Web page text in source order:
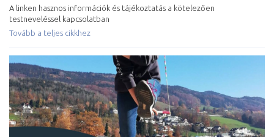
A linken hasznos információk és tájékoztatás a kötelezően
testneveléssel kapcsolatban
Tovább a teljes cikkhez